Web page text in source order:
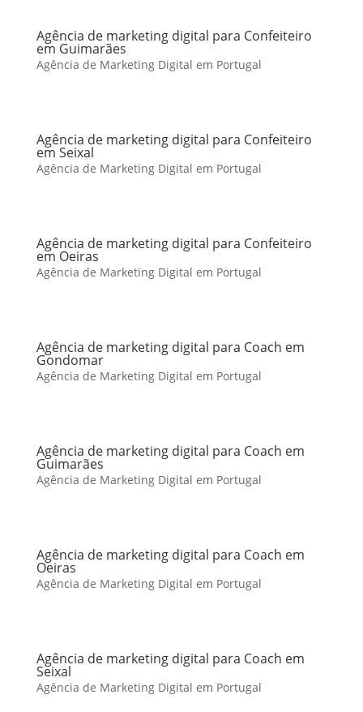
Agência de marketing digital para Confeiteiro
em Guimarães
Agência de Marketing Digital em Portugal
Agência de marketing digital para Confeiteiro
em Seixal
Agência de Marketing Digital em Portugal
Agência de marketing digital para Confeiteiro
em Oeiras
Agência de Marketing Digital em Portugal
Agência de marketing digital para Coach em
Gondomar
Agência de Marketing Digital em Portugal
Agência de marketing digital para Coach em
Guimarães
Agência de Marketing Digital em Portugal
Agência de marketing digital para Coach em
Oeiras
Agência de Marketing Digital em Portugal
Agência de marketing digital para Coach em
Seixal
Agência de Marketing Digital em Portugal